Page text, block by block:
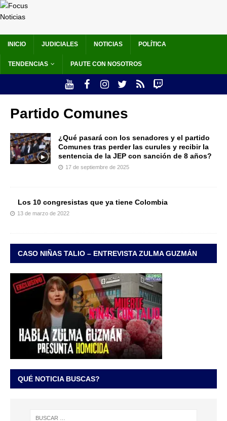
INICIO JUDICIALES NOTICIAS POLÍTICA
TENDENCIAS PAUTE CON NOSOTROS
Partido Comunes
¿Qué pasará con los senadores y el partido
Comunes tras perder las curules y recibir la
sentencia de la JEP con sanción de 8 años?
17 de septiembre de 2025
Los 10 congresistas que ya tiene Colombia
13 de marzo de 2022
CASO NIÑAS TALIO – ENTREVISTA ZULMA GUZMÁN
QUÉ NOTICIA BUSCAS?